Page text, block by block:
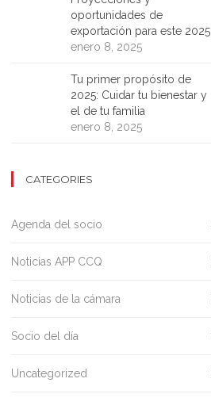
oportunidades de
exportación para este 2025
enero 8, 2025
Tu primer propósito de
2025: Cuidar tu bienestar y
el de tu familia
enero 8, 2025
CATEGORIES
Agenda del socio
Noticias APP CCQ
Noticias de la cámara
Socio del día
Uncategorized